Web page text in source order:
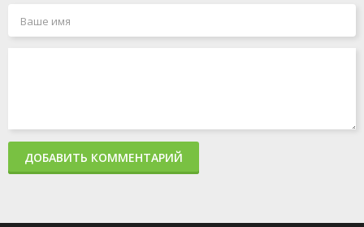
ДОБАВИТЬ КОММЕНТАРИЙ